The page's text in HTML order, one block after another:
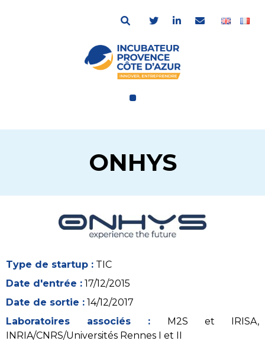
ONHYS
Type de startup : TIC
Date d'entrée : 17/12/2015
Date de sortie : 14/12/2017
Laboratoires associés : M2S et IRISA,
INRIA/CNRS/Universités Rennes I et II